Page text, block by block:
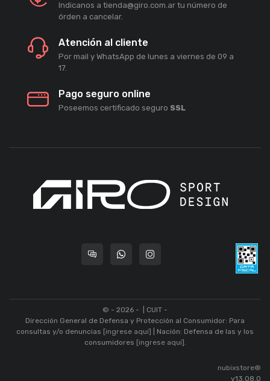
Indicanos a tienda@giro.com.ar tu número de
órden a cancelar.
Atención al cliente
Por mail y WhatsApp de lunes a viernes de 09 a
17.
Pago seguro online
Poseemos certificado seguro SSL
© - 2026 -
| CUIT -
Dirección General de Defensa y Protección al Consumidor: Para
consultas y/o denuncias [ingrese aquí]
| Nación: Defensa de las y los
consumidores [ingrese aquí] .
nubixstore®
v13.08.0